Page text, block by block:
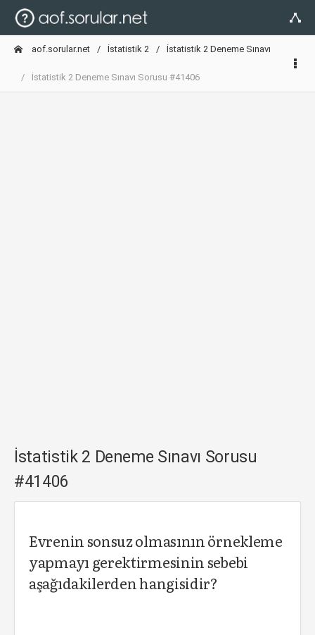
aof.sorular.net İstatistik 2 İstatistik 2 Deneme Sınavı
İstatistik 2 Deneme Sınavı Sorusu #41406
İstatistik 2 Deneme Sınavı Sorusu
#41406
Evrenin sonsuz olmasının örnekleme
yapmayı gerektirmesinin sebebi
aşağıdakilerden hangisidir?